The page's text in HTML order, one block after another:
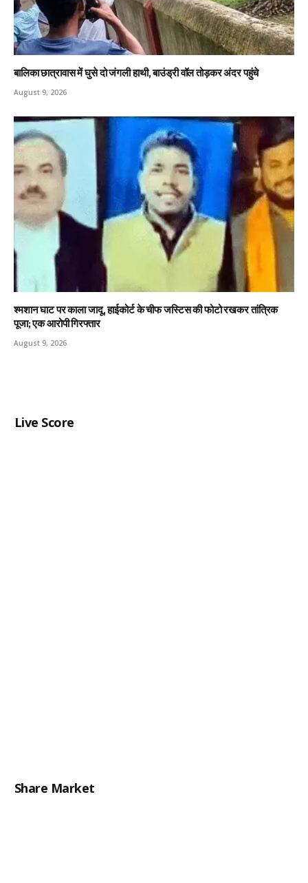
बालिका छात्रावास में घुसे दो जंगली हाथी, बाउंड्री वॉल तोड़कर अंदर पहुंचे
August 9, 2026
श्मशान घाट पर काला जादू, हाईकोर्ट के चीफ जस्टिस की फोटो रखकर तांत्रिक
पूजा; एक आरोपी गिरफ्तार
August 9, 2026
Live Score
Share Market